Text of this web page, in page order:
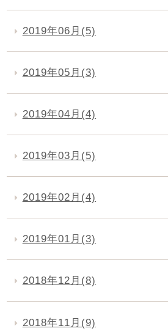
2019年06月(5)
2019年05月(3)
2019年04月(4)
2019年03月(5)
2019年02月(4)
2019年01月(3)
2018年12月(8)
2018年11月(9)